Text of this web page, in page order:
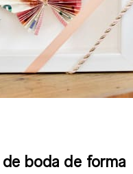
boda de forma